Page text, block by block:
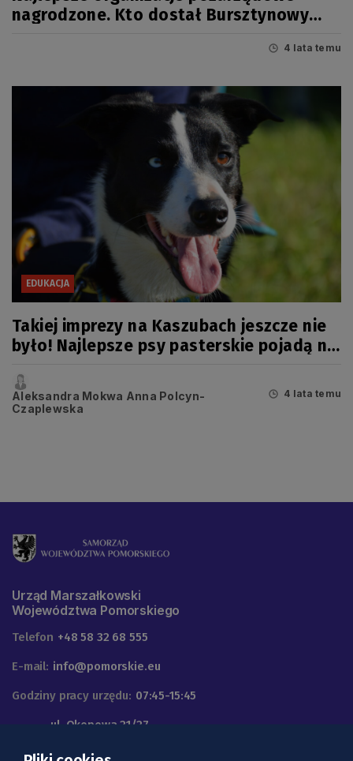
nagrodzone. Kto dostał Bursztynowy
4 lata temu
EDUKACJA
Takiej imprezy na Kaszubach jeszcze nie
było! Najlepsze psy pasterskie pojadą na
Aleksandra Mokwa Anna Polcyn-
Czaplewska
4 lata temu
Urząd Marszałkowski
Województwa Pomorskiego
Telefon +48 58 32 68 555
E-mail: info@pomorskie.eu
Godziny pracy urzędu: 07:45-15:45
ul. Okopowa 21/27